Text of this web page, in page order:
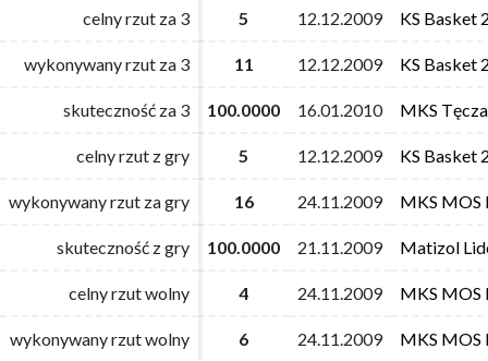
celny rzut za 3 5 12.12.2009 KS Basket
wykonywany rzut za 3 11 12.12.2009 KS Basket
skuteczność za 3 100.0000 16.01.2010 MKS
celny rzut z gry 5 12.12.2009 KS Basket
wykonywany rzut za gry 16 24.11.2009 MKS MOS
skuteczność z gry 100.0000 21.11.2009 Matizol
celny rzut wolny 4 24.11.2009 MKS MOS
wykonywany rzut wolny 6 24.11.2009 MKS MOS
celny rzut za 3 5 12.12.2009 KS Basket
wykonywany rzut za 3 11 12.12.2009 KS Basket
skuteczność za 3 100.0000 16.01.2010 MKS
celny rzut z gry 5 12.12.2009 KS Basket
wykonywany rzut za gry 16 24.11.2009 MKS MOS
skuteczność z gry 100.0000 21.11.2009 Matizol
celny rzut wolny 4 24.11.2009 MKS MOS
wykonywany rzut wolny 6 24.11.2009 MKS MOS